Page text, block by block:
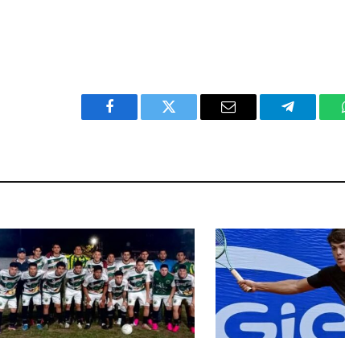
Facebook Twitter Email Telegram